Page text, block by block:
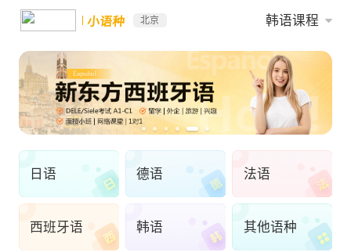
小语种 北京 韩语课程
日语 德语 法语
西班牙语 韩语 其他语种